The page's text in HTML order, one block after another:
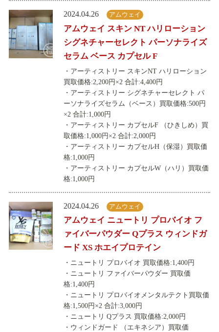
2024.04.26 アムウェイ
アムウェイ スキン NT ハリローション
シグネチャーセレクト パーソナライズ
セラム ベース カプセル F
・アーティストリー スキンNT ハリローション
買取価格:2,200円×2 合計:4,400円
・アーティストリー シグネチャーセレクト パ
ーソナライズセラム（ベース）買取価格:500円
×2 合計:1,000円
・アーティストリー カプセルF （ひきしめ）買
取価格:1,000円×2 合計:2,000円
・アーティストリー カプセルH（保湿）買取価
格:1,000円
・アーティストリー カプセルW（ハリ）買取価
格:1,000円
2024.04.26 アムウェイ
アムウェイ ニュートリ プロバイオ フ
ァイバーパウダー Qプラス ウィンドガ
ード XS ホエイプロテイン
・ニュートリ プロバイオ 買取価格:1,400円
・ニュートリ ファイバーパウダー 買取価
格:1,400円
・ニュートリ プロバイオメンタルテクト買取価
格:1,500円×2 合計:3,000円
・ニュートリ Qプラス 買取価格:2,000円
・ウィンドガード （エキネシア）買取価